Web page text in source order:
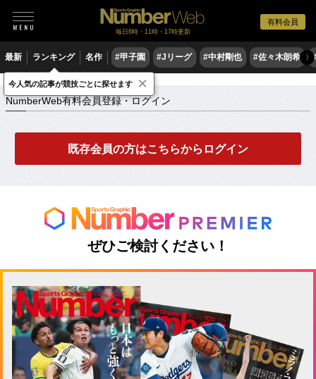
有料会員
毎日6時・11時・17時更新
最新 ランキング 名作 #甲子園 #Jリーグ #中村剛也 #佐々木朗希 〉
NumberWeb有料会員登録・ログイン
NumberWeb有料会員登録・ログイン
既存会員の方はこちらからログイン
ぜひご検討ください！
今人気の記事が競技ごとに探せます ×